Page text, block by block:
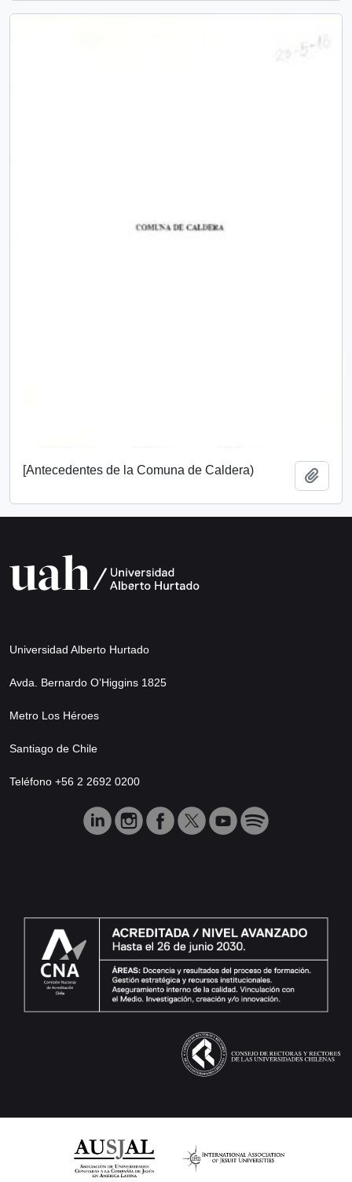
[Antecedentes de la Comuna de Caldera)
Universidad Alberto Hurtado
Avda. Bernardo O’Higgins 1825
Metro Los Héroes
Santiago de Chile
Teléfono +56 2 2692 0200